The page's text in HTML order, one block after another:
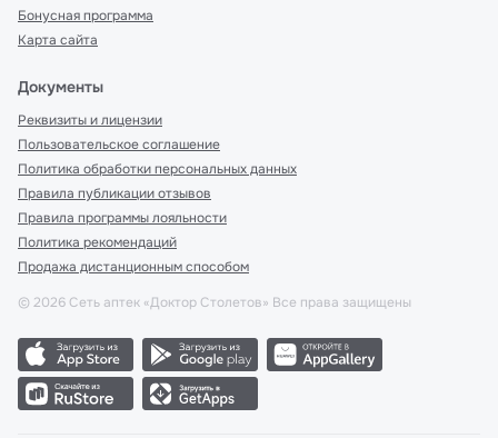
Бонусная программа
Карта сайта
Документы
Реквизиты и лицензии
Пользовательское соглашение
Политика обработки персональных данных
Правила публикации отзывов
Правила программы лояльности
Политика рекомендаций
Продажа дистанционным способом
© 2026 Сеть аптек «Доктор Столетов» Все права защищены